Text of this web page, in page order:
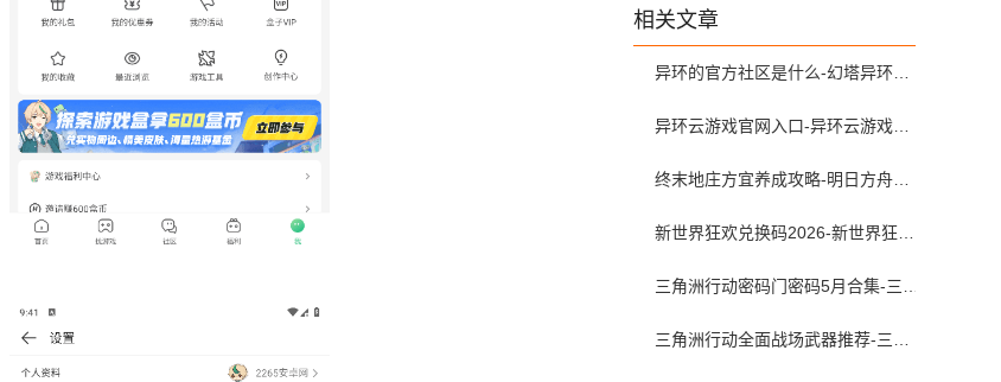
相关文章